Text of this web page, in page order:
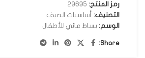
رمز المنتج: 29695
التصنيف: أساسيات الصيف
الوسم: بساط مائي للأطفال
Share: